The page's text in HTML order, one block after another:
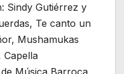
Sindy Gutiérrez y
Te canto un
Mushamukas
Capella
Música Barroca,